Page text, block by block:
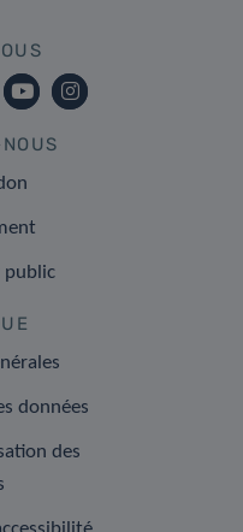
public
données
des